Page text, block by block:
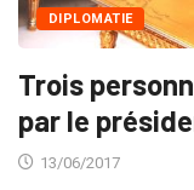
DIPLOMATIE
Trois
par le
13/06/2017